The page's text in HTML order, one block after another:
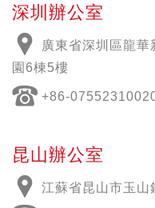
深圳辦公室
廣東省深圳區龍
園6棟5樓
+86-
昆山辦公室
江蘇省昆山市玉